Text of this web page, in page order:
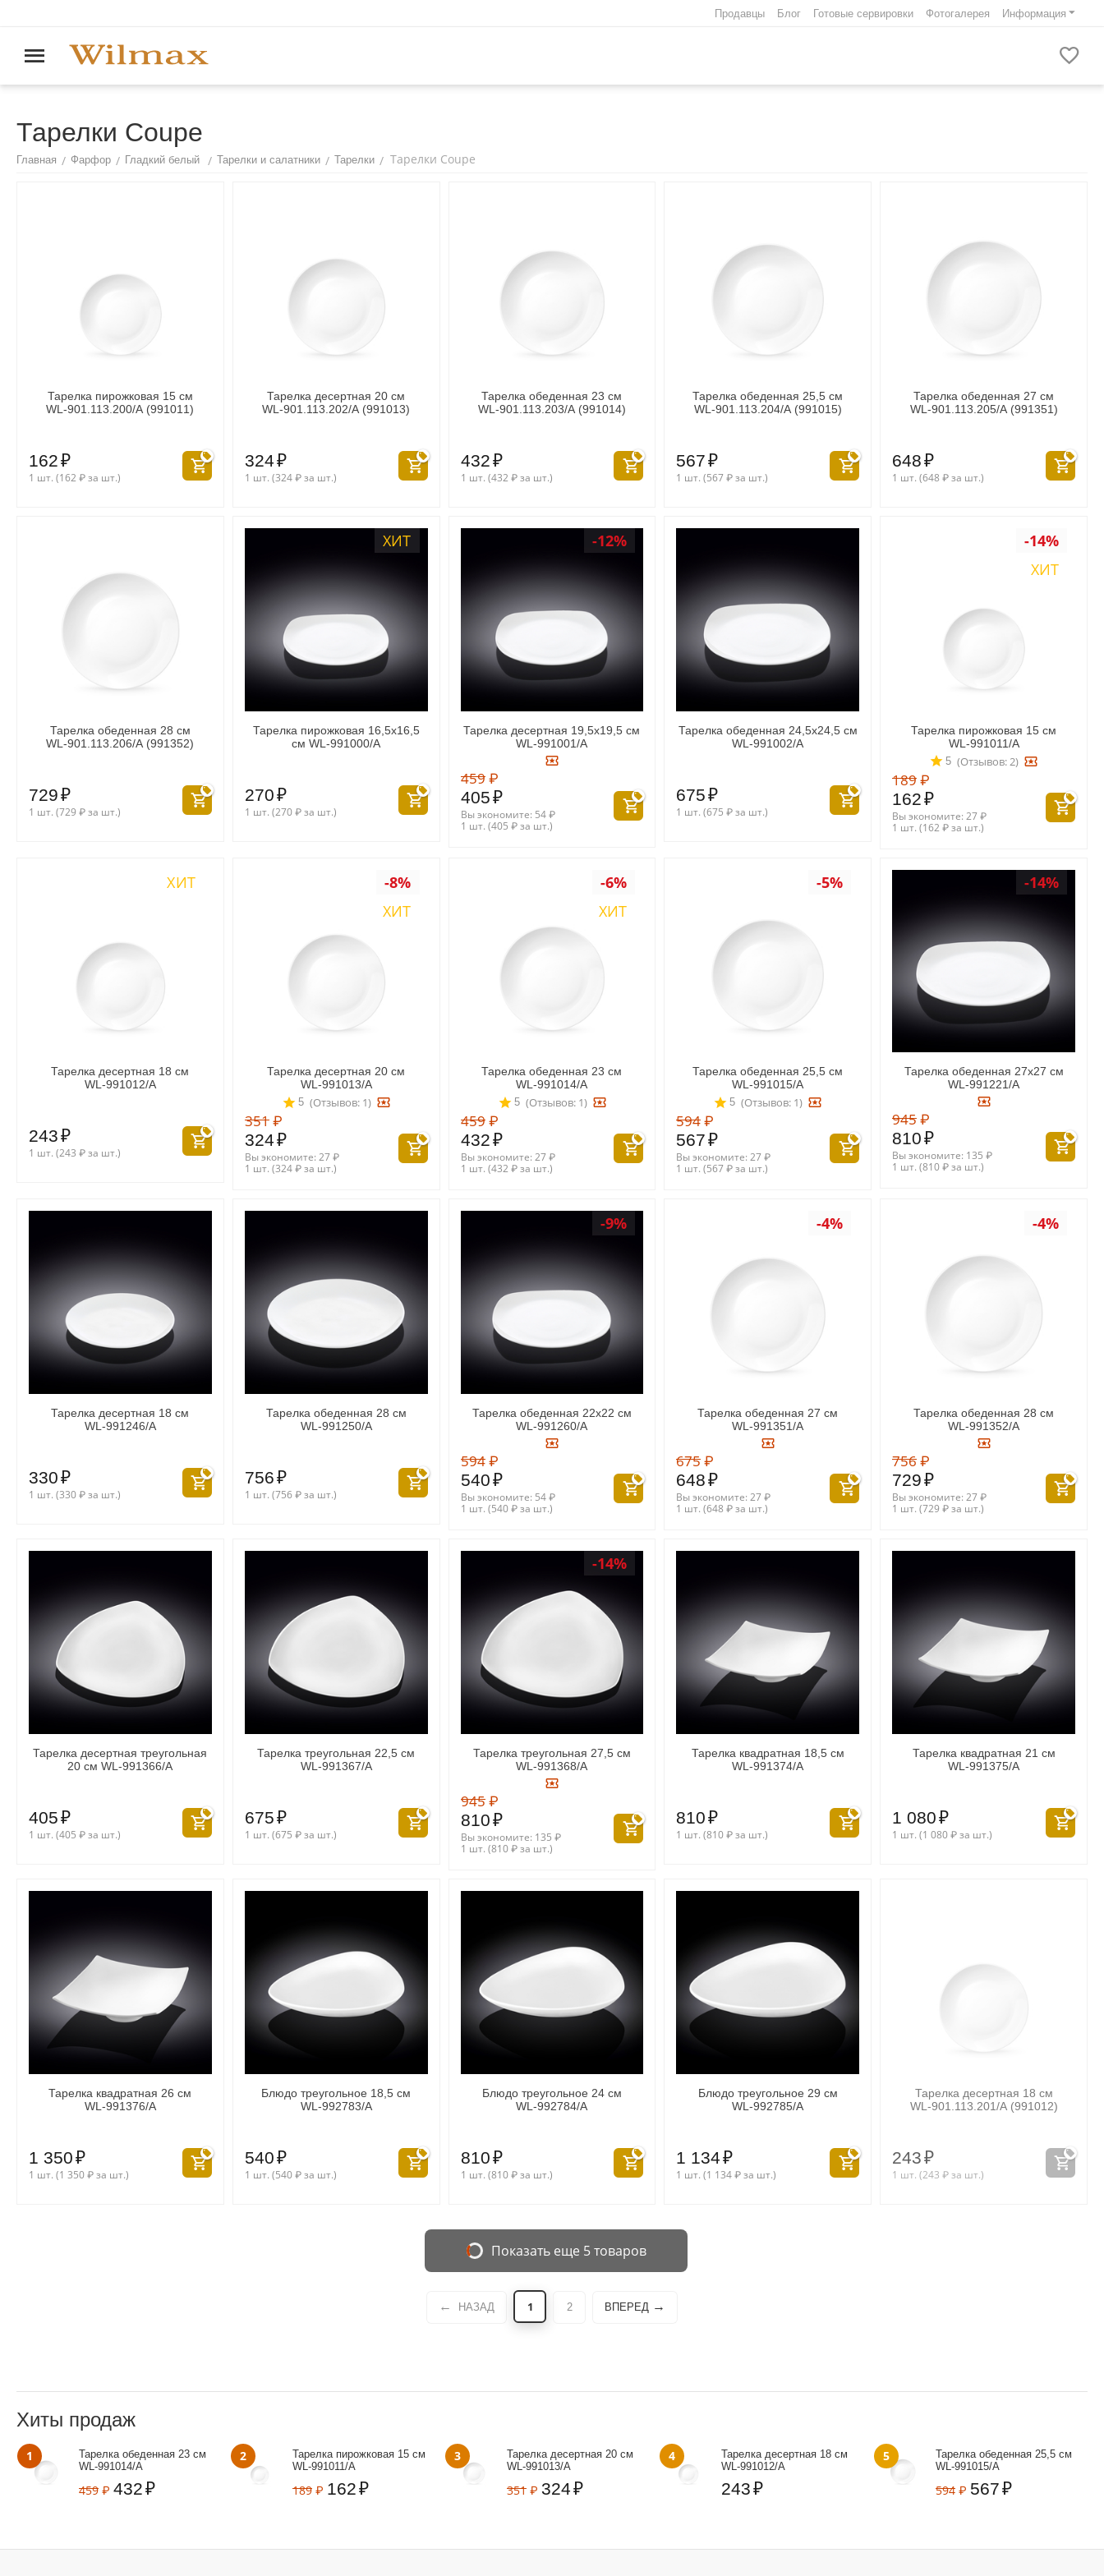
Продавцы Блог Готовые сервировки Фотогалерея Информация
Тарелки Coupe
Главная / Фарфор / Гладкий белый / Тарелки и салатники / Тарелки / Тарелки Coupe
Тарелка пирожковая 15 см
WL‑901.113.200/A (991011)
162₽
1 шт. (162 ₽за шт.)
Тарелка десертная 20 см
WL‑901.113.202/A (991013)
324₽
1 шт. (324₽за шт.)
Тарелка обеденная 23 см
WL‑901.113.203/A (991014)
432₽
1 шт. (432 ₽за шт.)
Тарелка обеденная 25,5 см
WL‑901.113.204/A (991015)
567₽
1 шт. (567₽за шт.)
Тарелка обеденная 27 см
WL‑901.113.205/A (991351)
648₽
1 шт. (648 ₽за шт.)
Тарелка обеденная 28 см
WL‑901.113.206/A (991352)
729₽
1 шт. (729 ₽за шт.)
ХИТ
Тарелка пирожковая 16,5x16,5
см WL‑991000/A
270₽
1 шт. (270₽за шт.)
-12%
Тарелка десертная 19,5x19,5 см
WL‑991001/A
459₽
405₽
Вы экономите: 54₽
1 шт. (405 ₽за шт.)
Тарелка обеденная 24,5x24,5 см
WL‑991002/A
675₽
1 шт. (675 ₽за шт.)
-14%
ХИТ
Тарелка пирожковая 15 см
WL‑991011/A
(Отзывов: 2)
5
189₽
162₽
Вы экономите:27₽
1 шт. (162 ₽за шт.)
ХИТ
Тарелка десертная 18 см
WL‑991012/A
243₽
1 шт. (243 ₽за шт.)
-8%
ХИТ
Тарелка десертная 20 см
WL‑991013/A
(Отзывов: 1)
5
351₽
324₽
Вы экономите: 27₽
1 шт. (324₽за шт.)
-6%
ХИТ
Тарелка обеденная 23 см
WL‑991014/A
(Отзывов: 1)
5
459₽
432₽
Вы экономите: 27₽
1 шт. (432 ₽за шт.)
-5%
Тарелка обеденная 25,5 см
WL‑991015/A
(Отзывов: 1)
5
594₽
567₽
Вы экономите:27₽
1 шт. (567₽за шт.)
-14%
Тарелка обеденная 27x27 см
WL‑991221/A
945₽
810₽
Вы экономите: 135 ₽
1 шт. (810₽за шт.)
Тарелка десертная 18 см
WL‑991246/A
330₽
1 шт. (330₽за шт.)
Тарелка обеденная 28 см
WL‑991250/A
756₽
1 шт. (756₽за шт.)
-9%
Тарелка обеденная 22x22 см
WL‑991260/A
594₽
540₽
Вы экономите: 54₽
1 шт. (540₽за шт.)
-4%
Тарелка обеденная 27 см
WL‑991351/A
675₽
648₽
Вы экономите:27₽
1 шт. (648 ₽за шт.)
-4%
Тарелка обеденная 28 см
WL‑991352/A
756₽
729₽
Вы экономите:27₽
1 шт. (729 ₽за шт.)
Тарелка десертная треугольная
20 см WL‑991366/A
405₽
1 шт. (405 ₽за шт.)
Тарелка треугольная 22,5 см
WL‑991367/A
675₽
1 шт. (675 ₽за шт.)
-14%
Тарелка треугольная 27,5 см
WL‑991368/A
945₽
810₽
Вы экономите: 135 ₽
1 шт. (810₽за шт.)
Тарелка квадратная 18,5 см
WL‑991374/A
810₽
1 шт. (810₽за шт.)
Тарелка квадратная 21 см
WL‑991375/A
1 080₽
1 шт. (1 080₽за шт.)
Тарелка квадратная 26 см
WL‑991376/A
1 350₽
1 шт. (1 350₽за шт.)
Блюдо треугольное 18,5 см
WL‑992783/A
540₽
1 шт. (540₽за шт.)
Блюдо треугольное 24 см
WL‑992784/A
810₽
1 шт. (810₽за шт.)
Блюдо треугольное 29 см
WL‑992785/A
1 134₽
1 шт. (1 134₽за шт.)
Тарелка десертная 18 см
WL‑901.113.201/A (991012)
243₽
1 шт. (243 ₽за шт.)
Показать еще 5 товаров
НАЗАД 1 2 ВПЕРЕД
Хиты продаж
1
Тарелка обеденная 23 см
WL‑991014/A
459 ₽ 432₽
2
Тарелка пирожковая 15 см
WL‑991011/A
189 ₽ 162₽
3
Тарелка десертная 20 см
WL‑991013/A
351 ₽ 324₽
4
Тарелка десертная 18 см
WL‑991012/A
243₽
5
Тарелка обеденная 25,5 см
WL‑991015/A
594 ₽ 567₽